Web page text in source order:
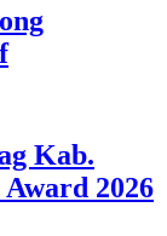
Kab.
2026